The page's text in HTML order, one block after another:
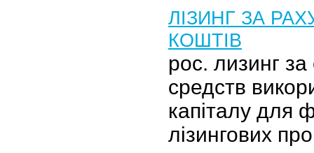
ЛІЗИНГ ЗА
КОШТІВ
рос. лизинг
средств
капіталу для
лізингових